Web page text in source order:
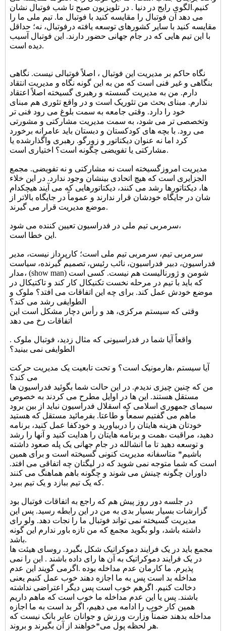
کنیم.الگوی رایج در دنیا . در تلویزیون صبح تا شب فوتبال نشان
می دهد آن فوتبال را مقایسه کنید با فوتبال ما. تیم ملی ما را
مقایسه کنید با سایر کشورهای توسعه یافته درفوتبال، نه؛ حداقل
با این تیم هایی که در جام جهانی حضور دارند. این فوتبال آسیب
دیده است.
نگاه حاکم بر مدیریت این فوتبال ، اصلاً فوتبالی نیست. نگاهی
بنگاهی و غیر فنی است که من به این گونه نگاه و مدیریت انتقاد
دارم. من به مدیریت گسسته و رهبری گسیخته اصلاً اعتقاد
ندارم. مبنای بحث من تئوریک است و در واقع تئوری هم مبنای
خود را دارد. وقتی جامعه به سمت بلوغ می رود فنی تر
وتخصصی تر می شود، به سمت مدیریت مشارکتی و مشورتی
می رود. با بچه های کودکستان و دبستان باید عامرانه برخورد
کرد اما نه عنوان دیکتاتور و زورگو. رهبری واگذارشده یا
مشارکتی یا تفویضی چگونه است؟ اختیاری است.
مدیریت امروزگسیخته است نه مشارکتی و نه تفویضی. مجمع
الجزایری است که هیچ اتحادی بینشان وجود ندارد. در این خلاء
ها، دیکتاتورها رشد می کنند، دیکتاتورهایی که می آیند هیچکدام
شان در جایگاه خودشان قرار ندارند و عموماً در جایگاه بالاتر از
موضع مدیریت قرار می گیرند.
سرمربی تیم ملی در فدراسیون تعیین کننده می شود،
این خطا است.
سرمربی تیم، سرمربی تیم ملی است؛ کارپرداز نیست، مدیر
فدراسیون، دبیر فدراسیون، نائب رئیس، تصمیم گیرنده، سیاست
مدار، (show man) شومن و ژورنالیست هم نیست. کسی است
که باید با تیم در مرحله نخست تکنیکال کار کند و تاکتیکال در
موضع خودش عمل کند. برای چه این اتفاقات می افتد؟ ملوک و
الطوایفی رشد می کند؟
وقتی که سیستم مرکزی، هد و رأس دچار مشکل است این
اتفاقات رخ می دهد
. واقعاً آیا شما در فدراسیونی که مثال زدید، فوتبال ملوک
الطوایفی نمی بینید؟
آیا سیستم ،هارمونیک است؟ و تحت تابعیت یک مدیریت حرکت
می کند؟
من که چنین چیزی ندیدم. در این حالت شما بگوئید فدراسیون ها
مستقل هستند. این ها در اوایل مطرح می کردند به خصوص
سیمای جمهوری اسلامی که اسقلال فدراسیون نباید از بین برود
ماهم می گفتیم سمعاً و طاعتا. بفرمائید مستقل که هستید
خودتان هزینه هایتان را دربیاورید و خودکفا عمل کنید، برنامه
دهید، مراقبت ،همت و برنامه هایتان را هدایت کنید و آنها را رشد
و توسعه دهید تا ما انشالله در جام جهانی یک پله صعود داشته
باشیم* متاسفانه مدیریت کنونی گسیخته است و برای همین
است که شما متوجه نمی شوید که در لیگتان چه اتفاقی می افتد.
داوران چگونه چینش می شوند و چگونه باهم هماهنگ می کنند
که یک تیم ببازد و یک تیم ببرد.
در جلسه دور روز پیش هم که راجع به اتفاقات فوتبال بود
گزارشات بسیار بسیار بدی به من در این رابطه رسید. پس این
مدیریت گسیخته نمی تواند فوتبال ما را نجات دهد. ولو رای
داشته باشد، ولو بگوید مجمع که من تازه باور ندارم این گونه
باشد.
مجمع باید در یک فرایند دموکراتیک شکل بگیرد. روسای هیئت ها
در یک فرایند دموکراتیک به آن ها رای داده باشند . این را نمی
پذیرم. ما کارمان عدم مداخله بوده .اگرمی گویند این عدم
مداخله بد است پس به ما اجازه دهند خوب عمل کنیم یعنی
دخالت کنیم. اگرهم خوب است پس دیگر اعتراضی نداشته
باشند. پس یا این عدم مداخله ما خوب است که ماهم داریم
همین کار خوب را ادامه می دهیم، اگر بد است به ما اجازه
مداخله بدهند ضمناً وزارت ورزش و جوانان عابر بانک نیست که
هر لحظه پول می*خواهند از آن بگیرند و بروند.